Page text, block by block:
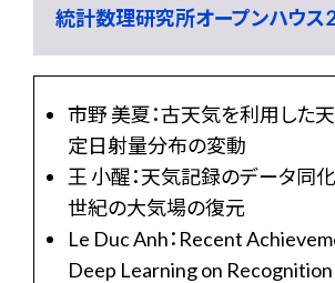
統計数理研究所オープンハウス
市野 美夏：古天気を利用した
定日射量分布の変動
王 小醒：天気記録のデータ同
世紀の大気場の復元
Le Duc Anh：Recent
Deep Learning on